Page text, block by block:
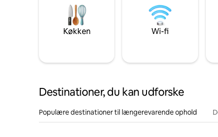
Køkken Wi-fi
Destinationer, du kan udforske
Populære destinationer til længerevarende ophold